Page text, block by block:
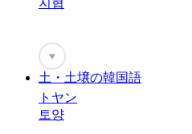
♥
土・土壌の韓国語
トヤン
토양